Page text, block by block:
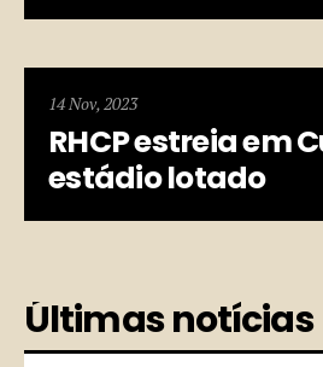
14 Nov, 2023
RHCP estreia em
estádio lotado
Últimas notícias